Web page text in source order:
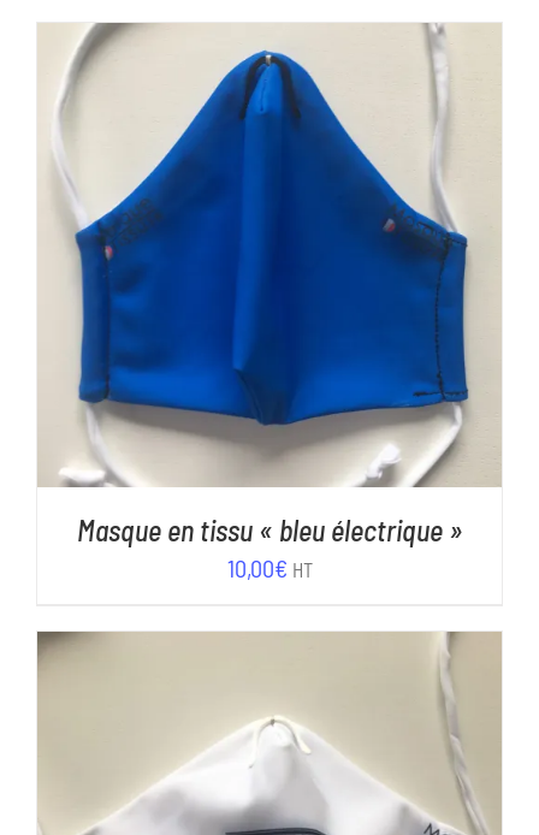
DÉTAILS
Masque en tissu « bleu électrique »
10,00€ HT